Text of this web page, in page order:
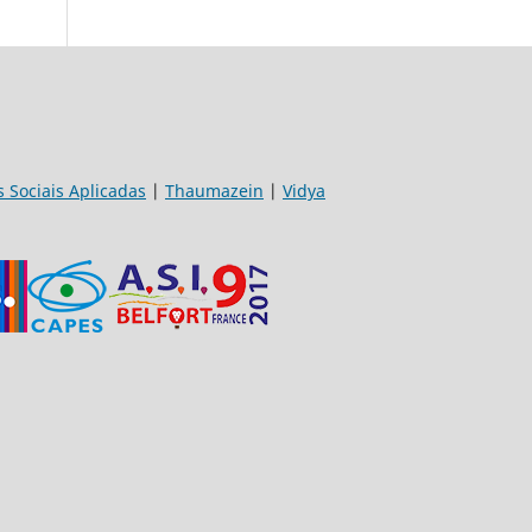
Sociais Aplicadas | Thaumazein | Vidya